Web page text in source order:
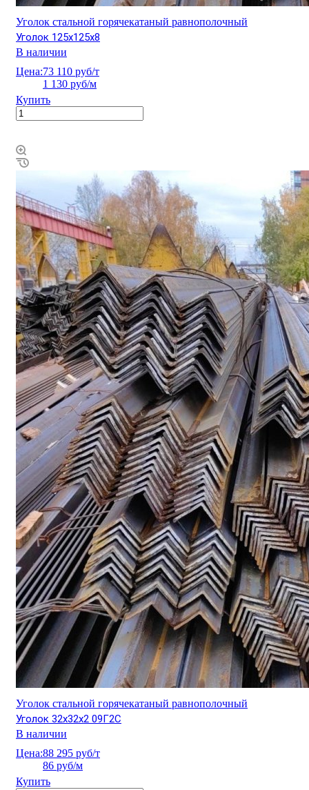
Уголок стальной горячекатаный равнополочный
Уголок 125х125х8
В наличии
Цена:73 110 руб/т
1 130 руб/м
Купить
Уголок стальной горячекатаный равнополочный
Уголок 32х32х2 09Г2С
В наличии
Цена:88 295 руб/т
86 руб/м
Купить